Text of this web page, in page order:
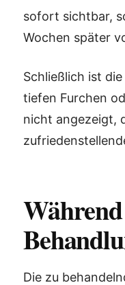
sofort sichtbar,
Wochen später
Schließlich ist
tiefen Furchen
nicht angezeigt,
Die zu